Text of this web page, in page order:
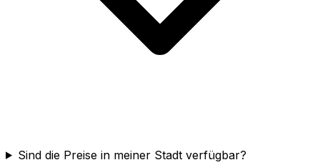
Sind die Preise in meiner Stadt verfügbar?